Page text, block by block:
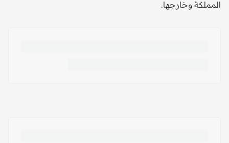
المملكة وخارجها.